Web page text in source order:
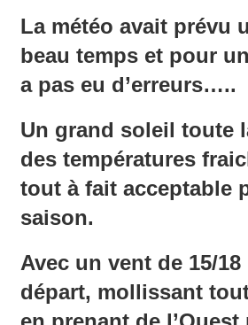
La météo avait prévu
beau temps et pour
a pas eu d’erreurs…..
Un grand soleil toute
des températures
tout à fait acceptable
saison.
Avec un vent de 15/18
départ, mollissant